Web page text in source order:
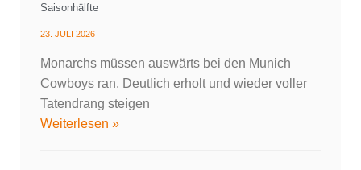
Saisonhälfte
23. JULI 2026
Monarchs müssen auswärts bei den Munich
Cowboys ran. Deutlich erholt und wieder voller
Tatendrang steigen
Weiterlesen »